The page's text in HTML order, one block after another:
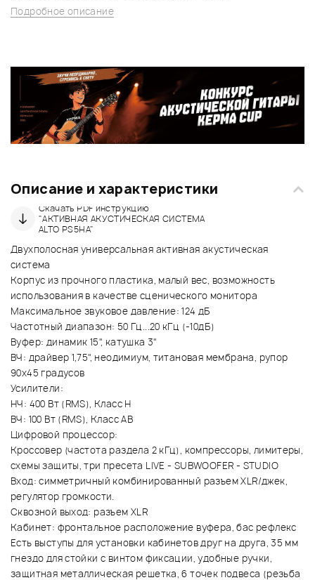
Подробное описание
Описание и характеристики
Скачать PDF инструкцию
"АКТИВНАЯ АКУСТИЧЕСКАЯ СИCТЕМА
ALTO PS5HA"
Двухполосная универсальная активная акустическая
система
Корпус из прочного пластика, малый вес, возможность
использования в качестве сценического монитора
Максимальное звуковое давление: 124 дБ
Частотный диапазон: 50 Гц...20 кГц (-10дБ)
Вуфер: динамик 15", катушка 3"
ВЧ: драйвер 1,75", неодимиум, титановая мембрана, рупор
90х45 градусов
Усилители:
НЧ: 400 Вт (RMS), Класс Н
ВЧ: 100 Вт (RMS), Класс АВ
Цифровой процессор:
Кроссовер (частота раздела 2 кГц), компрессоры, лимитеры,
схемы защиты, три пресета LIVE - SUBWOOFER - STUDIO
Вход: симметричный комбинированный разъем XLR/джек,
регулятор громкости.
Сквозной выход: разъем XLR
Кабинет: фронтальное расположение вуфера, бас рефлекс
Есть выступы для установки кабинетов друг на друга, 35 мм
гнездо для стойки с винтом фиксации, удобные ручки,
защитная металлическая решетка, 6 точек подвеса (резьба